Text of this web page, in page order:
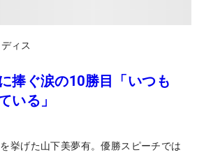
ィス
捧ぐ涙の10勝目「いつも
いる」
挙げた山下美夢有。優勝スピーチでは